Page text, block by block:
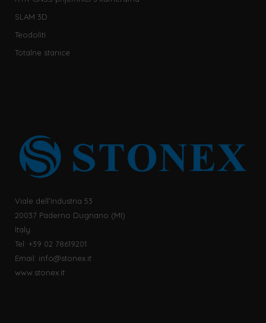
SLAM 3D
Teodoliti
Totalne stanice
Viale dell’Industria 53
20037 Paderno Dugnano (MI)
Italy
Tel: +39 02 78619201
Email: info@stonex.it
www.stonex.it